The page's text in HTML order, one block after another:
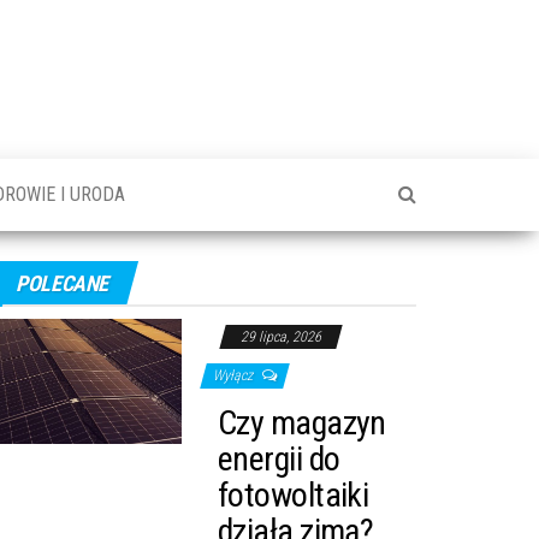
I URODA
POLECANE
29 lipca, 2026
Wyłącz
Czy magazyn
energii do
fotowoltaiki